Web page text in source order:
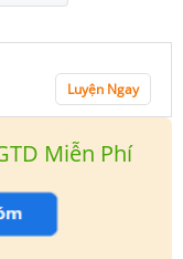
Luyện Ngay
Miễn Phí